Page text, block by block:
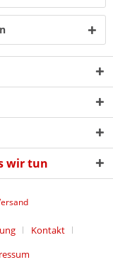
wir tun
Kontakt